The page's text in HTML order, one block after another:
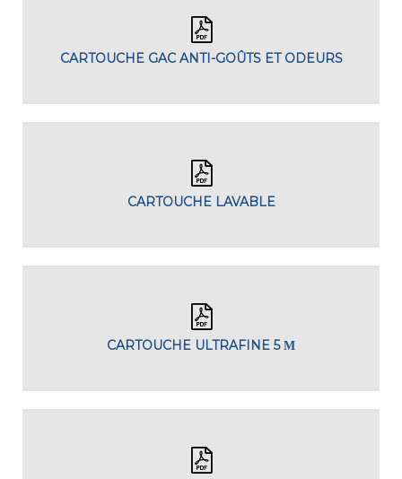
CARTOUCHE GAC ANTI-GOÛTS ET ODEURS
CARTOUCHE LAVABLE
CARTOUCHE ULTRAFINE 5 Μ